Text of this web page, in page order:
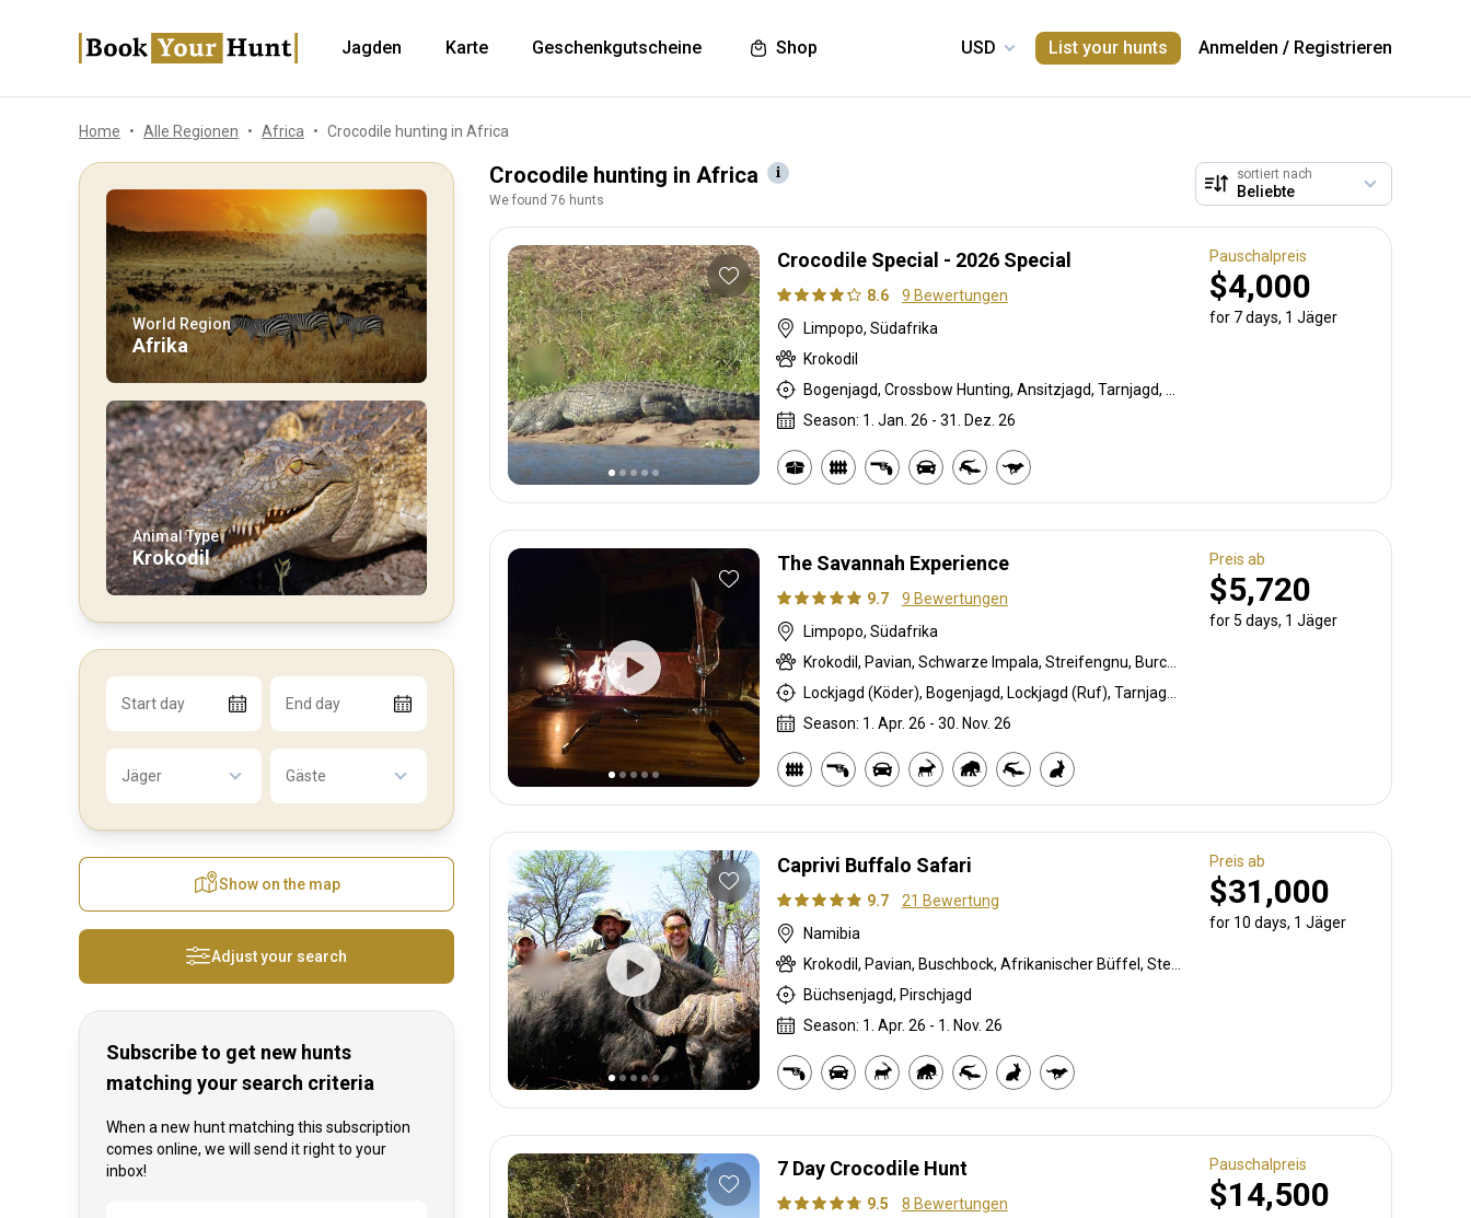
Jagden Karte Geschenkgutscheine Shop List your hunts Anmelden / Registrieren
Home Alle Regionen Africa Crocodile hunting in Africa
World Region
Afrika
Animal Type
Krokodil
Start day End day
Jäger Gäste
Show on the map
Adjust your search
Subscribe to get new hunts
matching your search criteria
When a new hunt matching this subscription
comes online, we will send it right to your
inbox!
Crocodile hunting in Africa
We found 76 hunts
sortiert nach
Crocodile Special - 2026 Special
8.6
9 Bewertungen
Limpopo, Südafrika
Krokodil
Season: 1. Jan. 26 - 31. Dez. 26
Pauschalpreis
$4,000
for 7 days, 1 Jäger
The Savannah Experience
9.7
9 Bewertungen
Limpopo, Südafrika
Krokodil, Pavian, Schwarze Impala, Streifengnu, Burchell Zebra, Buschschwein, Afrikanischer Büffel, Kap Elenantilope, Karakal, Zibetkatze, Blessbock, Kronenducker, Riedbock, Spießbock, Ginsterkatze, Giraffe, Golden wildebeest, Flusspferd, Honigdachs, Impala, Klippspringer, Kudu, Limpopo Buschbock, Bergriedbock, Nyala Antilope, Strauß, Südafrikanische Kuhantilope, Pferdeantilope, Zobel, Steinböckchen, Leierantilope, Warzenschwein, Wasserbock, Weißer Blessbock
Season: 1. Apr. 26 - 30. Nov. 26
Preis ab
$5,720
for 5 days, 1 Jäger
Caprivi Buffalo Safari
9.7
21 Bewertung
Namibia
Büchsenjagd, Pirschjagd
Season: 1. Apr. 26 - 1. Nov. 26
Preis ab
$31,000
for 10 days, 1 Jäger
7 Day Crocodile Hunt
9.5
8 Bewertungen
Pauschalpreis
$14,500